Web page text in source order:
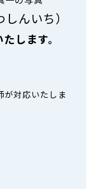
んいち）
します。
が対応いたしま